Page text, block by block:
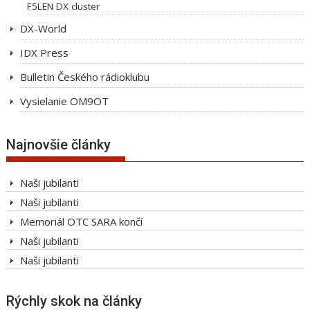
F5LEN DX cluster
DX-World
IDX Press
Bulletin Českého rádioklubu
Vysielanie OM9OT
Najnovšie články
Naši jubilanti
Naši jubilanti
Memoriál OTC SARA končí
Naši jubilanti
Naši jubilanti
Rýchly skok na články